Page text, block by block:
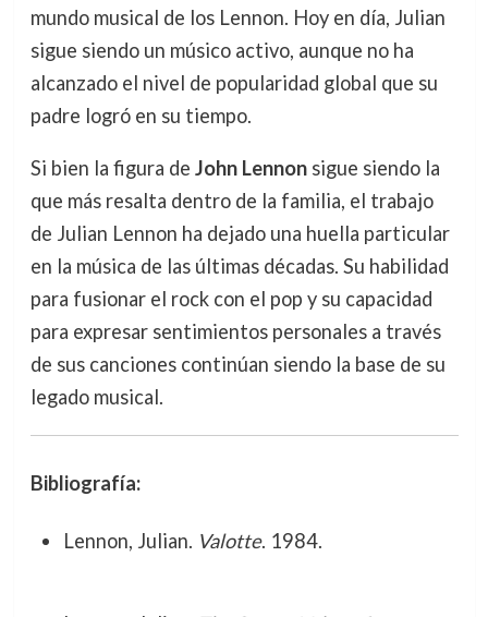
mundo musical de los Lennon. Hoy en día, Julian
sigue siendo un músico activo, aunque no ha
alcanzado el nivel de popularidad global que su
padre logró en su tiempo.
Si bien la figura de John Lennonsigue siendo la
que más resalta dentro de la familia, el trabajo
de Julian Lennon ha dejado una huella particular
en la música de las últimas décadas. Su habilidad
para fusionar el rock con el pop y su capacidad
para expresar sentimientos personales a través
de sus canciones continúan siendo la base de su
legado musical.
Bibliografía:
Lennon, Julian. Valotte. 1984.